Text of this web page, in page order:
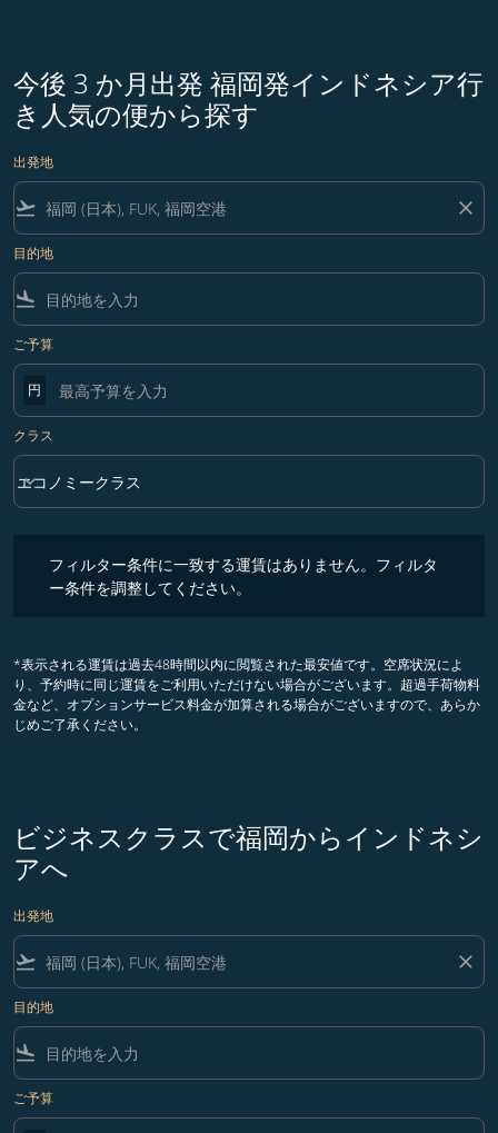
今後 3 か月出発 福岡発インドネシア行
き人気の便から探す
出発地
flight_takeoff close
目的地
flight_land
ご予算
円
クラス
クラス option エコノミークラス Selected
エコノミークラス
keyboard_arrow_down
フィルター条件に一致する運賃はありません。フィルタ
ー条件を調整してください。
*表示される運賃は過去48時間以内に閲覧された最安値です。空席状況によ
り、予約時に同じ運賃をご利用いただけない場合がございます。超過手荷物料
金など、オプションサービス料金が加算される場合がございますので、あらか
じめご了承ください。
ビジネスクラスで福岡からインドネシ
アへ
出発地
flight_takeoff close
目的地
flight_land
ご予算